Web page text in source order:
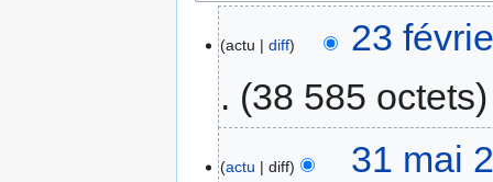
actu diff
23
38 585 octets
actu diff
31 mai